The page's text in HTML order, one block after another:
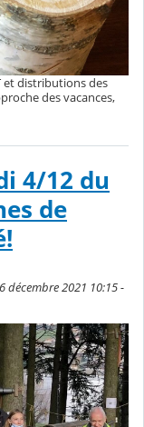
et distributions des
des vacances,
4/12 du
de
2021 10:15 -